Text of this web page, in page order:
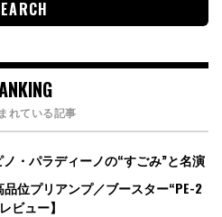
れている記事
・パラディーノの“すごみ”と名演
位プリアンプ／ブースター“PE-2
ビュー】